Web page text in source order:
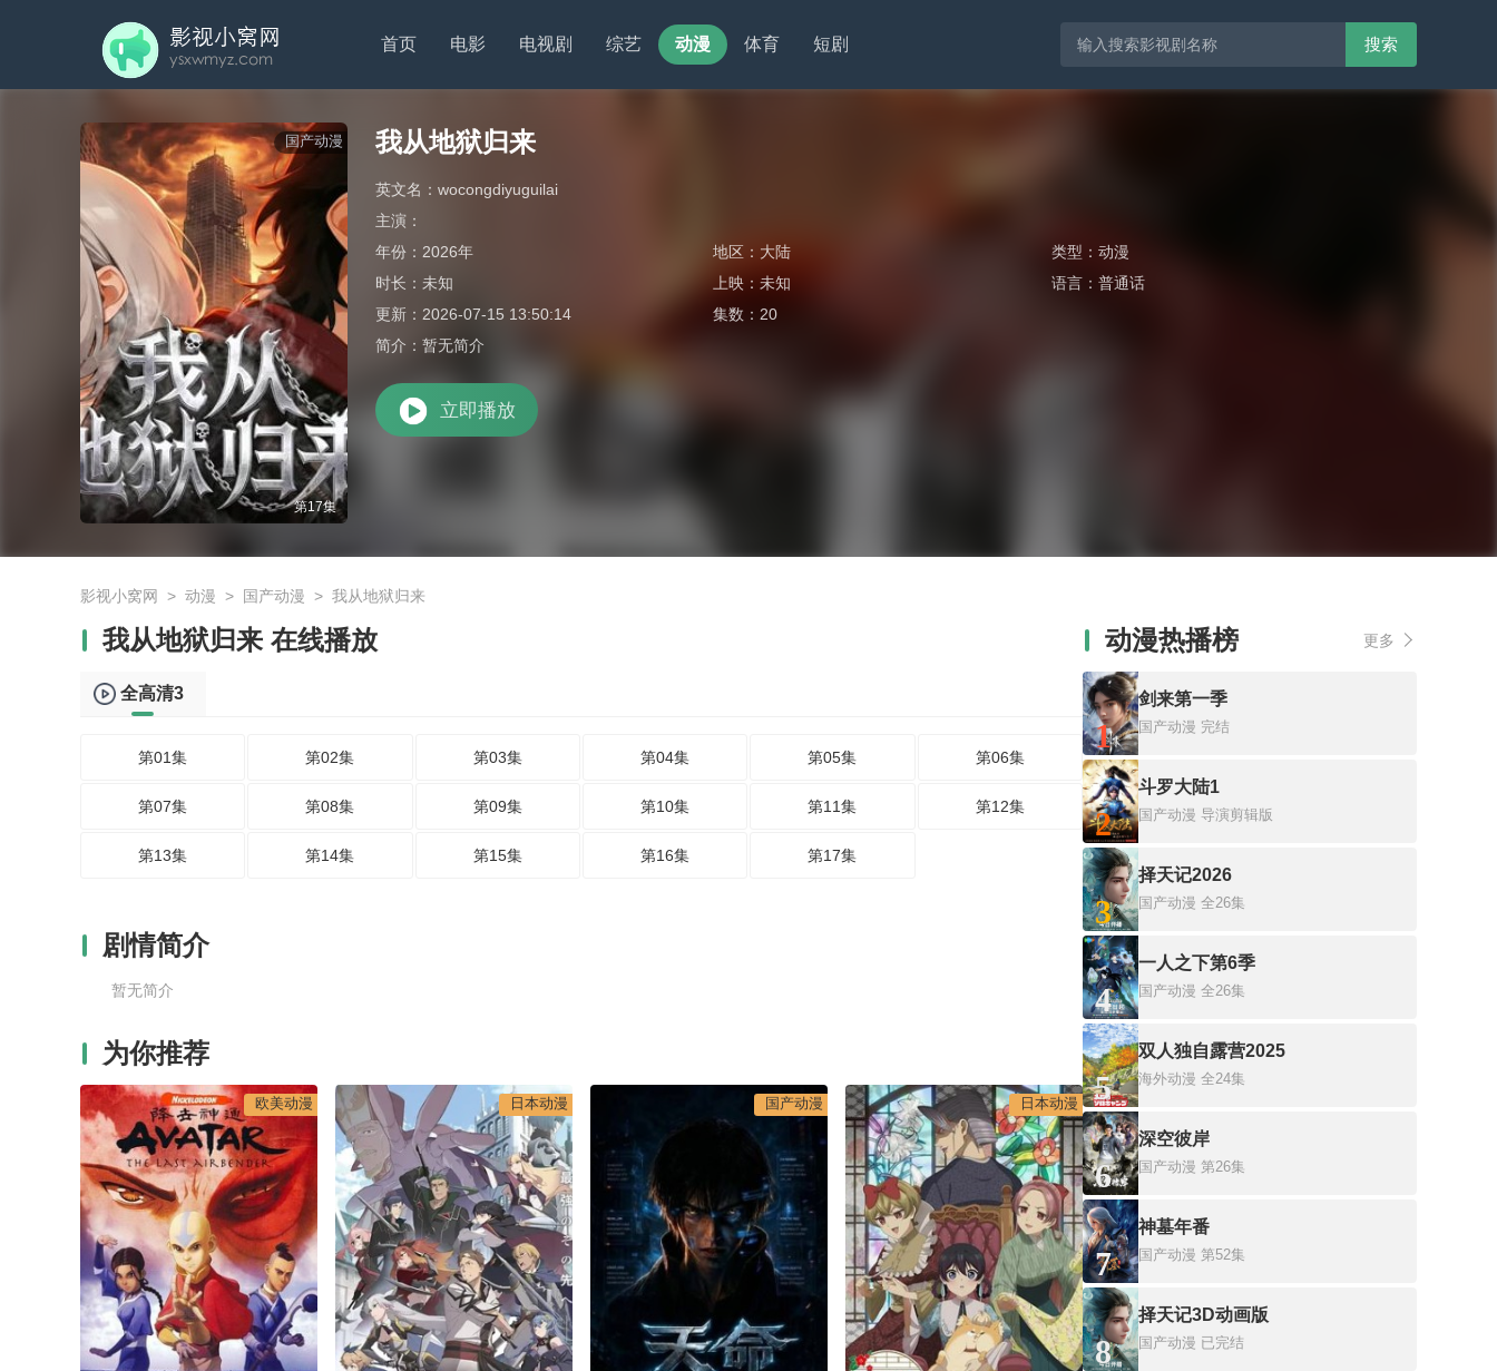
首页 电影 电视剧 综艺 动漫 体育 短剧 搜索
国产动漫
第17集
我从地狱归来
英文名： wocongdiyuguilai
主演：
年份： 2026年 地区： 大陆 类型： 动漫
时长： 未知 上映：未知 语言： 普通话
更新： 2026-07-15 13:50:14 集数： 20
简介： 暂无简介
立即播放
影视小窝网 > 动漫 > 国产动漫 > 我从地狱归来
我从地狱归来 在线播放
全高清3
第01集 第02集 第03集 第04集 第05集 第06集
第07集 第08集 第09集 第10集 第11集 第12集
第13集 第14集 第15集 第16集 第17集
剧情简介
暂无简介
为你推荐
欧美动漫 日本动漫 国产动漫 日本动漫
动漫热播榜 更多
1
剑来第一季
国产动漫 完结
2
斗罗大陆1
国产动漫 导演剪辑版
3
择天记2026
国产动漫 全26集
4
一人之下第6季
国产动漫 全26集
5
双人独自露营2025
海外动漫 全24集
6
深空彼岸
国产动漫 第26集
7
神墓年番
国产动漫 第52集
8
择天记3D动画版
国产动漫 已完结